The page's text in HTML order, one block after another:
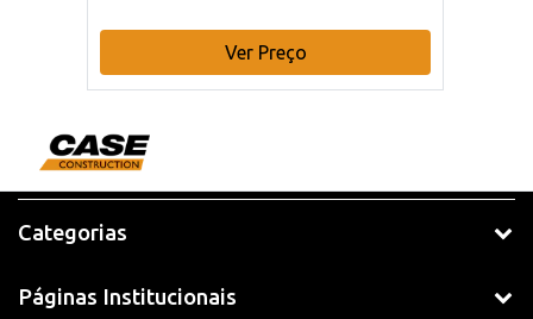
Ver Preço
Categorias
Páginas Institucionais